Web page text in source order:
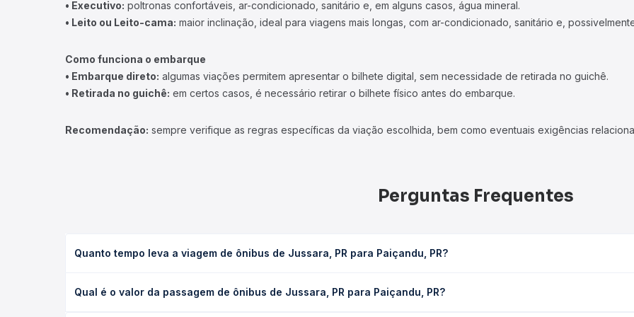
• Executivo: poltronas confortáveis, ar-condicionado, sanitário e, em alguns casos, água mineral.
• Leito ou Leito-cama: maior inclinação, ideal para viagens mais longas, com ar-condicionado, sanitário e,
Como funciona o embarque
• Embarque direto: algumas viações permitem apresentar o bilhete digital, sem necessidade de retirada no guichê.
• Retirada no guichê: em certos casos, é necessário retirar o bilhete físico antes do embarque.
Recomendação: sempre verifique as regras específicas da viação escolhida, bem como eventuais exigências
Perguntas Frequentes
Quanto tempo leva a viagem de ônibus de Jussara, PR para Paiçandu, PR?
as condições de tráfego. Na Quero Passagem você consulta os horários disponíveis e vê a duração exata de cada
Qual é o valor da passagem de ônibus de Jussara, PR para Paiçandu, PR?